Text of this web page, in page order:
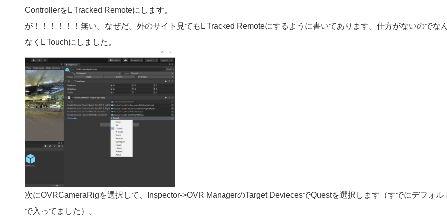
ControllerをL Tracked Remoteにします。
が！！！！！！無い。なぜだ。外のサイト見てもL Tracked Remoteにするように書いてあります。仕方がないのでな
なくL Touchにしました。
次にOVRCameraRigを選択して、Inspector->OVR ManagerのTarget DeviecesでQuestを選択します（すでにデフォル
で入ってました）。